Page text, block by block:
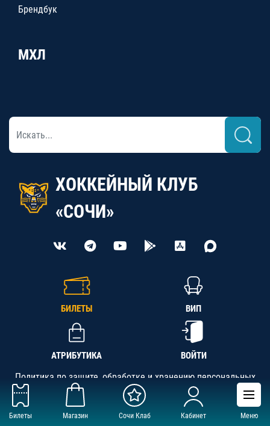
Билеты Магазин Сочи Клаб Кабинет Меню
Брендбук
МХЛ
ХОККЕЙНЫЙ КЛУБ
«СОЧИ»
БИЛЕТЫ ВИП
АТРИБУТИКА ВОЙТИ
Политика по защите, обработке и хранению персональных
данных
АНО «СК «Кубань-Регион», ОГРН 1142300002349,